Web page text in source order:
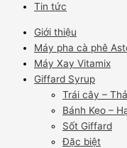
Tin tức
Giới thiệu
Máy pha cà phê
Máy Xay Vitamix
Giffard Syrup
Trái cây –
Bánh Kẹo –
Sốt Giffard
Đặc biệt